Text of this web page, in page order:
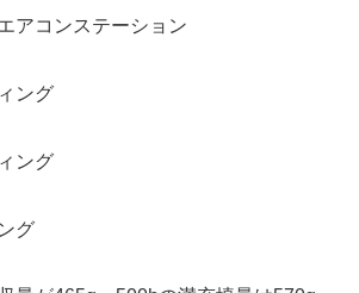
アコンステーション
ング
ング
グ